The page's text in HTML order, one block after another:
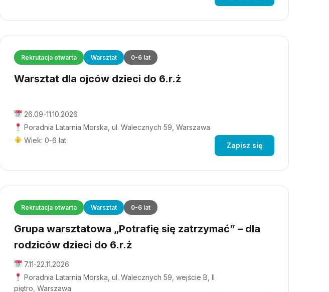
Rekrutacja otwarta Warsztat 0-6 lat
Warsztat dla ojców dzieci do 6.r.ż
26.09-11.10.2026
Poradnia Latarnia Morska, ul. Walecznych 59, Warszawa
Wiek: 0-6 lat
Zapisz się
Rekrutacja otwarta Warsztat 0-6 lat
Grupa warsztatowa „Potrafię się zatrzymać” – dla
rodziców dzieci do 6.r.ż
7.11-22.11.2026
Poradnia Latarnia Morska, ul. Walecznych 59, wejście B, II
piętro, Warszawa